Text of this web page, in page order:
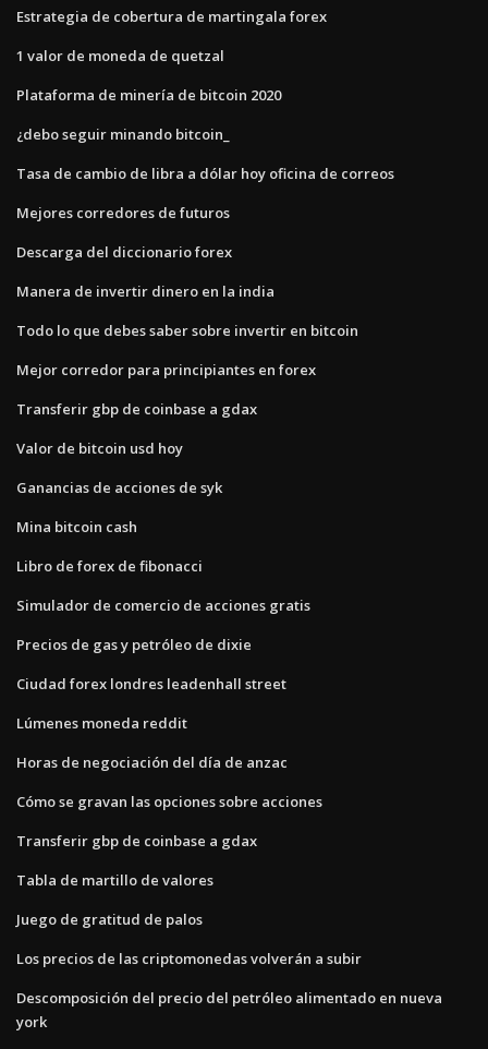
Estrategia de cobertura de martingala forex
1 valor de moneda de quetzal
Plataforma de minería de bitcoin 2020
¿debo seguir minando bitcoin_
Tasa de cambio de libra a dólar hoy oficina de correos
Mejores corredores de futuros
Descarga del diccionario forex
Manera de invertir dinero en la india
Todo lo que debes saber sobre invertir en bitcoin
Mejor corredor para principiantes en forex
Transferir gbp de coinbase a gdax
Valor de bitcoin usd hoy
Ganancias de acciones de syk
Mina bitcoin cash
Libro de forex de fibonacci
Simulador de comercio de acciones gratis
Precios de gas y petróleo de dixie
Ciudad forex londres leadenhall street
Lúmenes moneda reddit
Horas de negociación del día de anzac
Cómo se gravan las opciones sobre acciones
Transferir gbp de coinbase a gdax
Tabla de martillo de valores
Juego de gratitud de palos
Los precios de las criptomonedas volverán a subir
Descomposición del precio del petróleo alimentado en nueva
york